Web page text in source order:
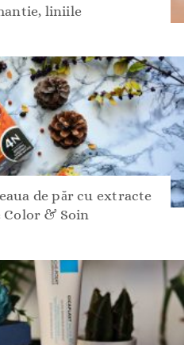
liniile
de păr cu extracte
Color & Soin